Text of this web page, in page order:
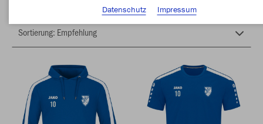
Datenschutz
Impressum